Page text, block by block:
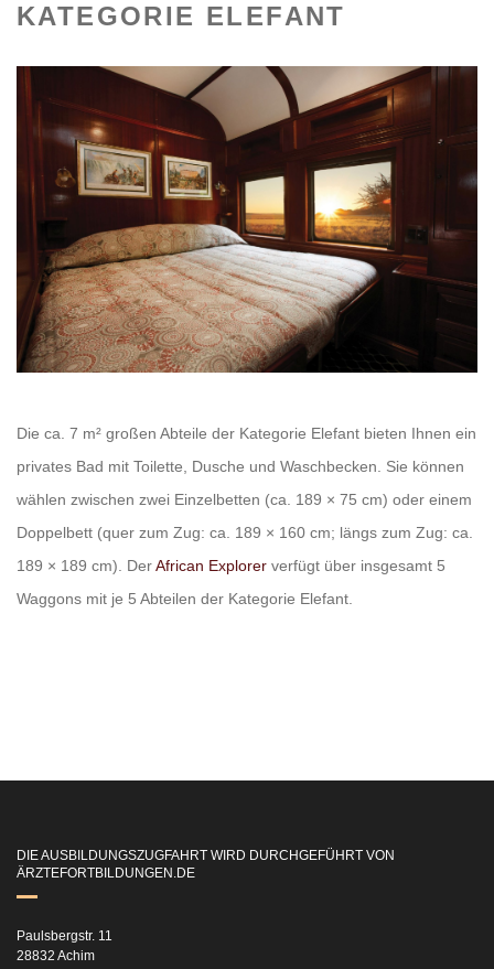
KATEGORIE ELEFANT
Die ca. 7 m² großen Abteile der Kategorie Elefant bieten Ihnen ein
privates Bad mit Toilette, Dusche und Waschbecken. Sie können
wählen zwischen zwei Einzelbetten (ca. 189 × 75 cm) oder einem
Doppelbett (quer zum Zug: ca. 189 × 160 cm; längs zum Zug: ca.
189 × 189 cm). DerAfrican Explorer verfügt über insgesamt 5
Waggons mit je 5 Abteilen der Kategorie Elefant.
DIE AUSBILDUNGSZUGFAHRT WIRD DURCHGEFÜHRT VON
ÄRZTEFORTBILDUNGEN.DE
Paulsbergstr. 11
28832 Achim